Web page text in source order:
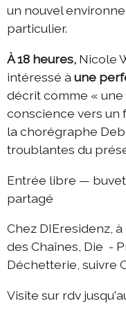
un nouvel
particulier.
À 18 heures, Nicole
intéressé àune
décrit comme «
conscience vers un
la chorégraphe
troublantes du
Entrée libre —
partagé
Chez DIEresidenz,
des Chaînes, Die -
Déchetterie, suivre
Visite sur rdv